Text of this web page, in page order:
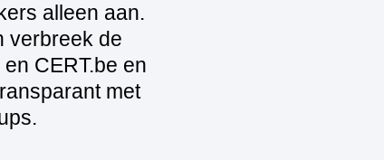
alleen aan.
verbreek de
CERT.be en
met